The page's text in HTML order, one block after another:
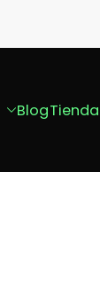
BlogTienda